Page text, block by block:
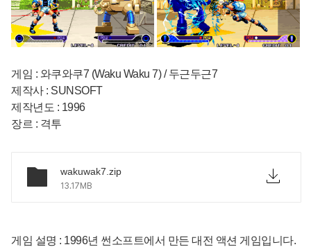
게임 : 와쿠와쿠7 (Waku Waku 7) / 두근두근7
제작사 : SUNSOFT
제작년도 : 1996
장르 : 격투
wakuwak7.zip
13.17MB
게임 설명 : 1996년 썬소프트에서 만든 대전 액션 게임입니다.